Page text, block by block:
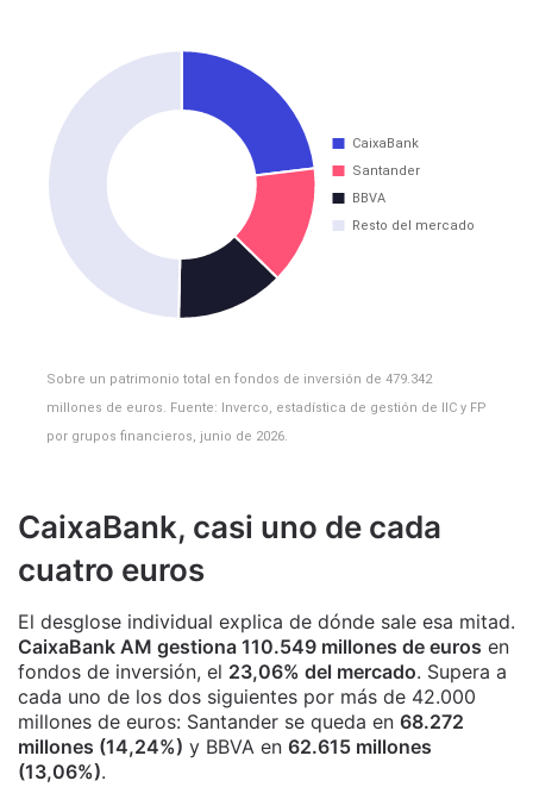
Sobre un patrimonio total en fondos de inversión de 479.342
millones de euros. Fuente: Inverco, estadística de gestión de IIC y FP
por grupos financieros, junio de 2026.
CaixaBank, casi uno de cada
cuatro euros
El desglose individual explica de dónde sale esa mitad.
CaixaBank AM gestiona 110.549 millones de euros en
fondos de inversión, el 23,06% del mercado. Supera a
cada uno de los dos siguientes por más de 42.000
millones de euros: Santander se queda en 68.272
millones (14,24%) y BBVA en 62.615 millones
(13,06%).